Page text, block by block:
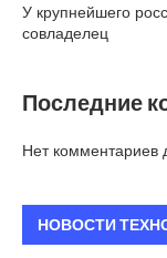
У крупнейшего
совладелец
Последние
Нет комментариев
НОВОСТИ